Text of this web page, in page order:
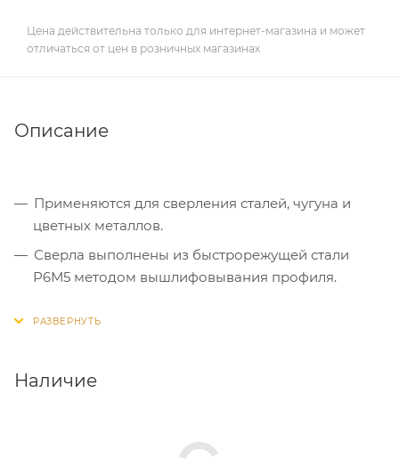
Цена действительна только для интернет-магазина и может
отличаться от цен в розничных магазинах
Описание
Применяются для сверления сталей, чугуна и
цветных металлов.
Сверла выполнены из быстрорежущей стали
Р6М5 методом вышлифовывания профиля.
уменьшает осевое усилие при работе, а так же
Наличие